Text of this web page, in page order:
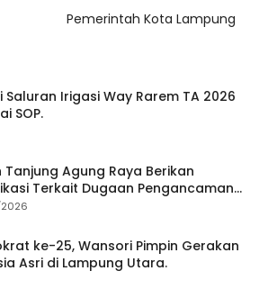
Pemerintah Kota Lampung
Saluran Irigasi Way Rarem TA 2026
SOP.
Tanjung Agung Raya Berikan
Terkait Dugaan Pengancaman
Warga Yang Berujung Laporan ke
ke-25, Wansori Pimpin Gerakan
Asri di Lampung Utara.